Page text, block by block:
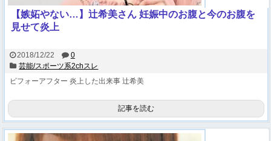
【嫉妬やない…】辻希美さん 妊娠中のお腹と今のお腹を
見せて炎上
2018/12/22
0
芸能/スポーツ系2chスレ
ビフォーアフター 炎上した出来事 辻希美
記事を読む